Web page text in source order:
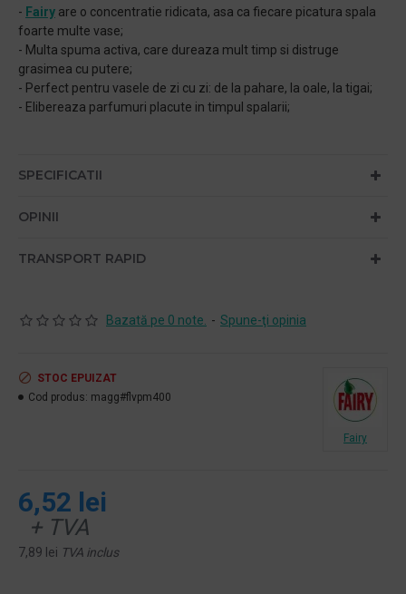
- Fairy are o concentratie ridicata, asa ca fiecare picatura spala
foarte multe vase;
- Multa spuma activa, care dureaza mult timp si distruge
grasimea cu putere;
- Perfect pentru vasele de zi cu zi: de la pahare, la oale, la tigai;
- Elibereaza parfumuri placute in timpul spalarii;
SPECIFICATII
OPINII
TRANSPORT RAPID
Bazată pe 0 note. - Spune-ţi opinia
6,52 lei
+ TVA
7,89 lei TVA inclus
STOC EPUIZAT
Cod produs: magg#flvpm400
Fairy